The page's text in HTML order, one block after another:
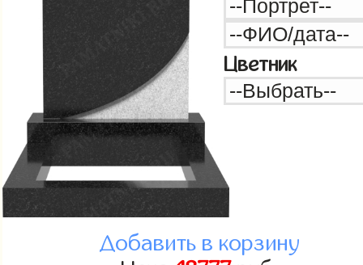
Цветник
Добавить в корзину